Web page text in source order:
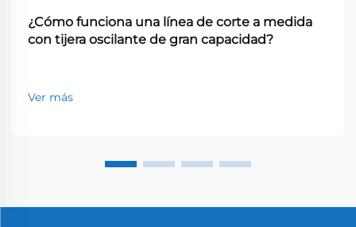
¿Cómo funciona una línea de corte a medida
con tijera oscilante de gran capacidad?
Ver más